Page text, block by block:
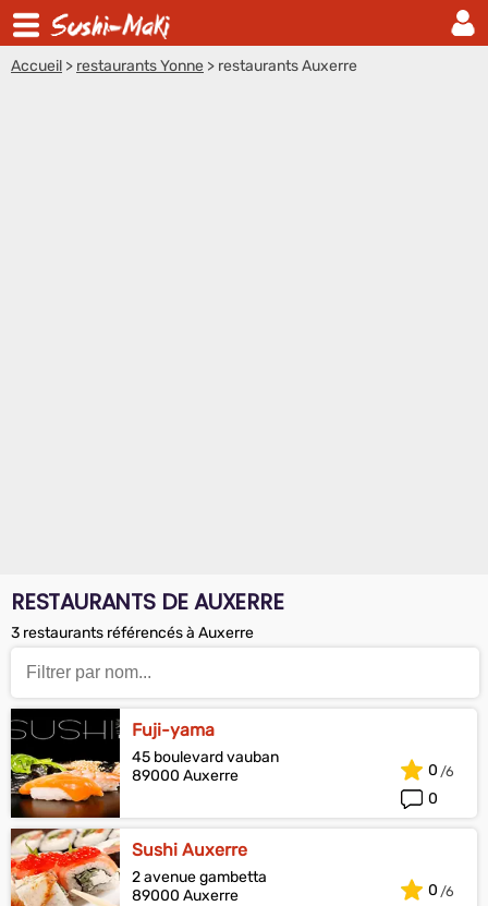
Accueil > restaurants Yonne > restaurants Auxerre
RESTAURANTS DE AUXERRE
3 restaurants référencés à Auxerre
Fuji-yama
45 boulevard vauban
89000 Auxerre
0
0
Sushi Auxerre
2 avenue gambetta
89000 Auxerre
0